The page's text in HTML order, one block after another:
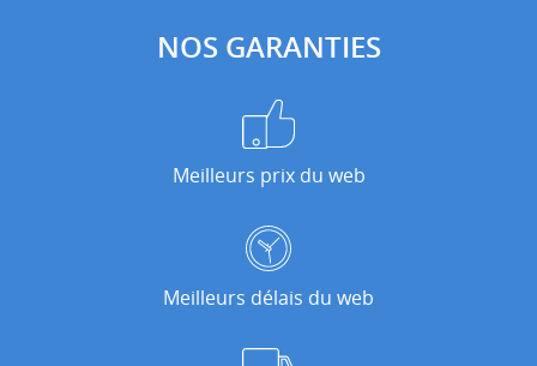
NOS GARANTIES
Meilleurs prix du web
Meilleurs délais du web